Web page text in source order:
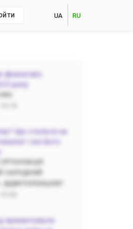
UA RU
фінансово
року
Що сталося на
і які його
презентувала